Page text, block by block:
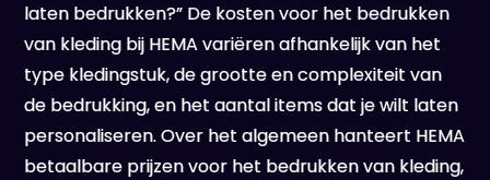
laten bedrukken?” De kosten voor het bedrukken
van kleding bij HEMA variëren afhankelijk van het
type kledingstuk, de grootte en complexiteit van
de bedrukking, en het aantal items dat je wilt laten
personaliseren. Over het algemeen hanteert HEMA
betaalbare prijzen voor het bedrukken van kleding,